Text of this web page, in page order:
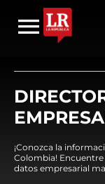
¡Conozca la
Colombia! Encuentre
datos empresarial